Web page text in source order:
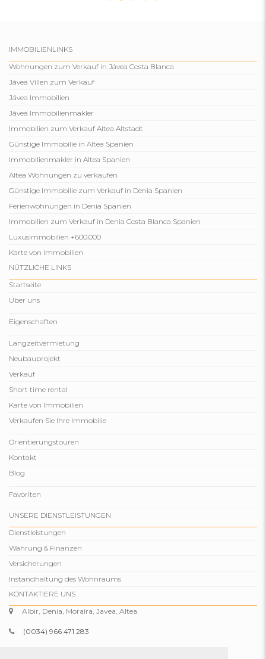
IMMOBILIENLINKS
Wohnungen zum Verkauf in Jávea Costa Blanca
Jávea Villen zum Verkauf
Jávea Immobilien
Jávea Immobilienmakler
Immobilien zum Verkauf Altea Altstadt
Günstige Immobilie in Altea Spanien
Immobilienmakler in Altea Spanien
Altea Wohnungen zu verkaufen
Günstige Immobilie zum Verkauf in Denia Spanien
Ferienwohnungen in Denia Spanien
Immobilien zum Verkauf in Denia Costa Blanca Spanien
Luxusimmobilien +600.000
Karte von Immobilien
NÜTZLICHE LINKS
Startseite
Über uns
Eigenschaften
Langzeitvermietung
Neubauprojekt
Verkauf
Short time rental
Karte von Immobilien
Verkaufen Sie Ihre Immobilie
Orientierungstouren
Kontakt
Blog
Favoriten
UNSERE DIENSTLEISTUNGEN
Dienstleistungen
Währung & Finanzen
Versicherungen
Instandhaltung des Wohnraums
KONTAKTIERE UNS
Albir, Denia, Moraira, Javea, Altea
(0034) 966 471 283